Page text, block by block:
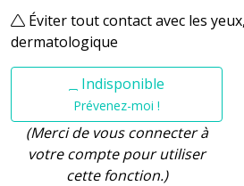
Éviter tout contact avec les
dermatologique
Indisponible
Prévenez-moi !
(Merci de vous connecter à
votre compte pour utiliser
cette fonction.)